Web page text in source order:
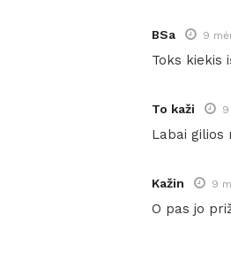
BSa 9
Toks kiekis
To kaži
Labai gilios
Kažin 9
O pas jo